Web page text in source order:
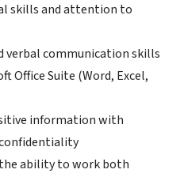
skills and attention to
verbal communication skills
Office Suite (Word, Excel,
information with
ability to work both